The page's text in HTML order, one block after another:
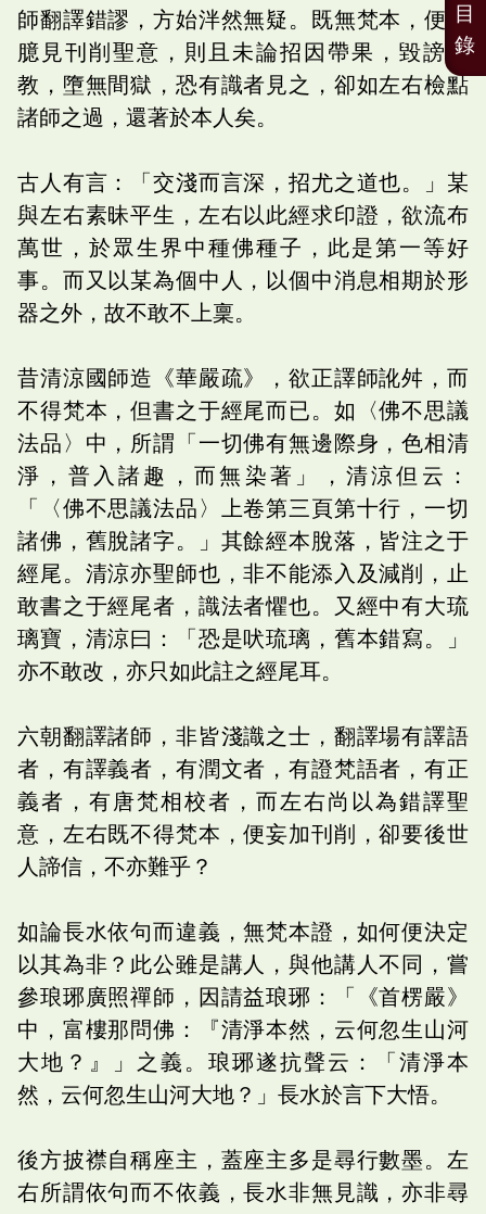
師翻譯錯謬，方始泮然無疑。既無梵本，便以
臆見刊削聖意，則且未論招因帶果，毀謗聖
教，墮無間獄，恐有識者見之，卻如左右檢點
諸師之過，還著於本人矣。
古人有言：「交淺而言深，招尤之道也。」某
與左右素昧平生，左右以此經求印證，欲流布
萬世，於眾生界中種佛種子，此是第一等好
事。而又以某為個中人，以個中消息相期於形
器之外，故不敢不上稟。
昔清涼國師造《華嚴疏》，欲正譯師訛舛，而
不得梵本，但書之于經尾而已。如〈佛不思議
法品〉中，所謂「一切佛有無邊際身，色相清
淨，普入諸趣，而無染著」，清涼但云：
「〈佛不思議法品〉上卷第三頁第十行，一切
諸佛，舊脫諸字。」其餘經本脫落，皆注之于
經尾。清涼亦聖師也，非不能添入及減削，止
敢書之于經尾者，識法者懼也。又經中有大琉
璃寶，清涼曰：「恐是吠琉璃，舊本錯寫。」
亦不敢改，亦只如此註之經尾耳。
六朝翻譯諸師，非皆淺識之士，翻譯場有譯語
者，有譯義者，有潤文者，有證梵語者，有正
義者，有唐梵相校者，而左右尚以為錯譯聖
意，左右既不得梵本，便妄加刊削，卻要後世
人諦信，不亦難乎？
如論長水依句而違義，無梵本證，如何便決定
以其為非？此公雖是講人，與他講人不同，嘗
參琅琊廣照禪師，因請益琅琊：「《首楞嚴》
中，富樓那問佛：『清淨本然，云何忽生山河
大地？』」之義。琅琊遂抗聲云：「清淨本
然，云何忽生山河大地？」長水於言下大悟。
後方披襟自稱座主，蓋座主多是尋行數墨。左
右所謂依句而不依義，長水非無見識，亦非尋
目
錄